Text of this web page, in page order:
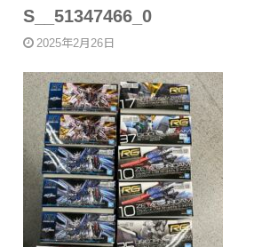
S__51347466_0
2025年2月26日